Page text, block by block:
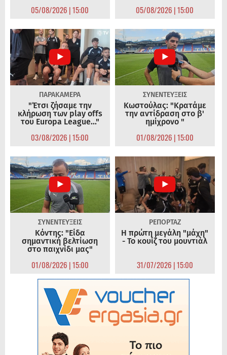
05/08/2026 | 15:00 05/08/2026 | 15:00
ΠΑΡΑΚΑΜΕΡΑ
"Έτσι ζήσαμε την
κλήρωση των play offs
του Europa League..."
03/08/2026 | 15:00
ΣΥΝΕΝΤΕΥΞΕΙΣ
Κωστούλας: "Κρατάμε
την αντίδραση στο β'
ημίχρονο "
01/08/2026 | 15:00
ΣΥΝΕΝΤΕΥΞΕΙΣ
Κόντης: "Είδα
σημαντική βελτίωση
στο παιχνίδι μας"
01/08/2026 | 15:00
ΡΕΠΟΡΤΑΖ
Η πρώτη μεγάλη "μάχη"
- Το κουίζ του μουντιάλ
31/07/2026 | 15:00